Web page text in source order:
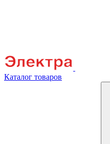
Каталог товаров